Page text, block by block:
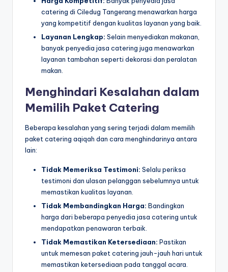
catering di Ciledug Tangerang menawarkan harga
yang kompetitif dengan kualitas layanan yang baik.
Layanan Lengkap: Selain menyediakan makanan,
banyak penyedia jasa catering juga menawarkan
layanan tambahan seperti dekorasi dan peralatan
makan.
Menghindari Kesalahan dalam
Memilih Paket Catering
Beberapa kesalahan yang sering terjadi dalam memilih
paket catering aqiqah dan cara menghindarinya antara
lain:
Tidak Memeriksa Testimoni: Selalu periksa
testimoni dan ulasan pelanggan sebelumnya untuk
memastikan kualitas layanan.
Tidak Membandingkan Harga: Bandingkan
harga dari beberapa penyedia jasa catering untuk
mendapatkan penawaran terbaik.
Tidak Memastikan Ketersediaan: Pastikan
untuk memesan paket catering jauh-jauh hari untuk
memastikan ketersediaan pada tanggal acara.